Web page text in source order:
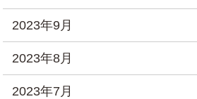
2023年9月
2023年8月
2023年7月